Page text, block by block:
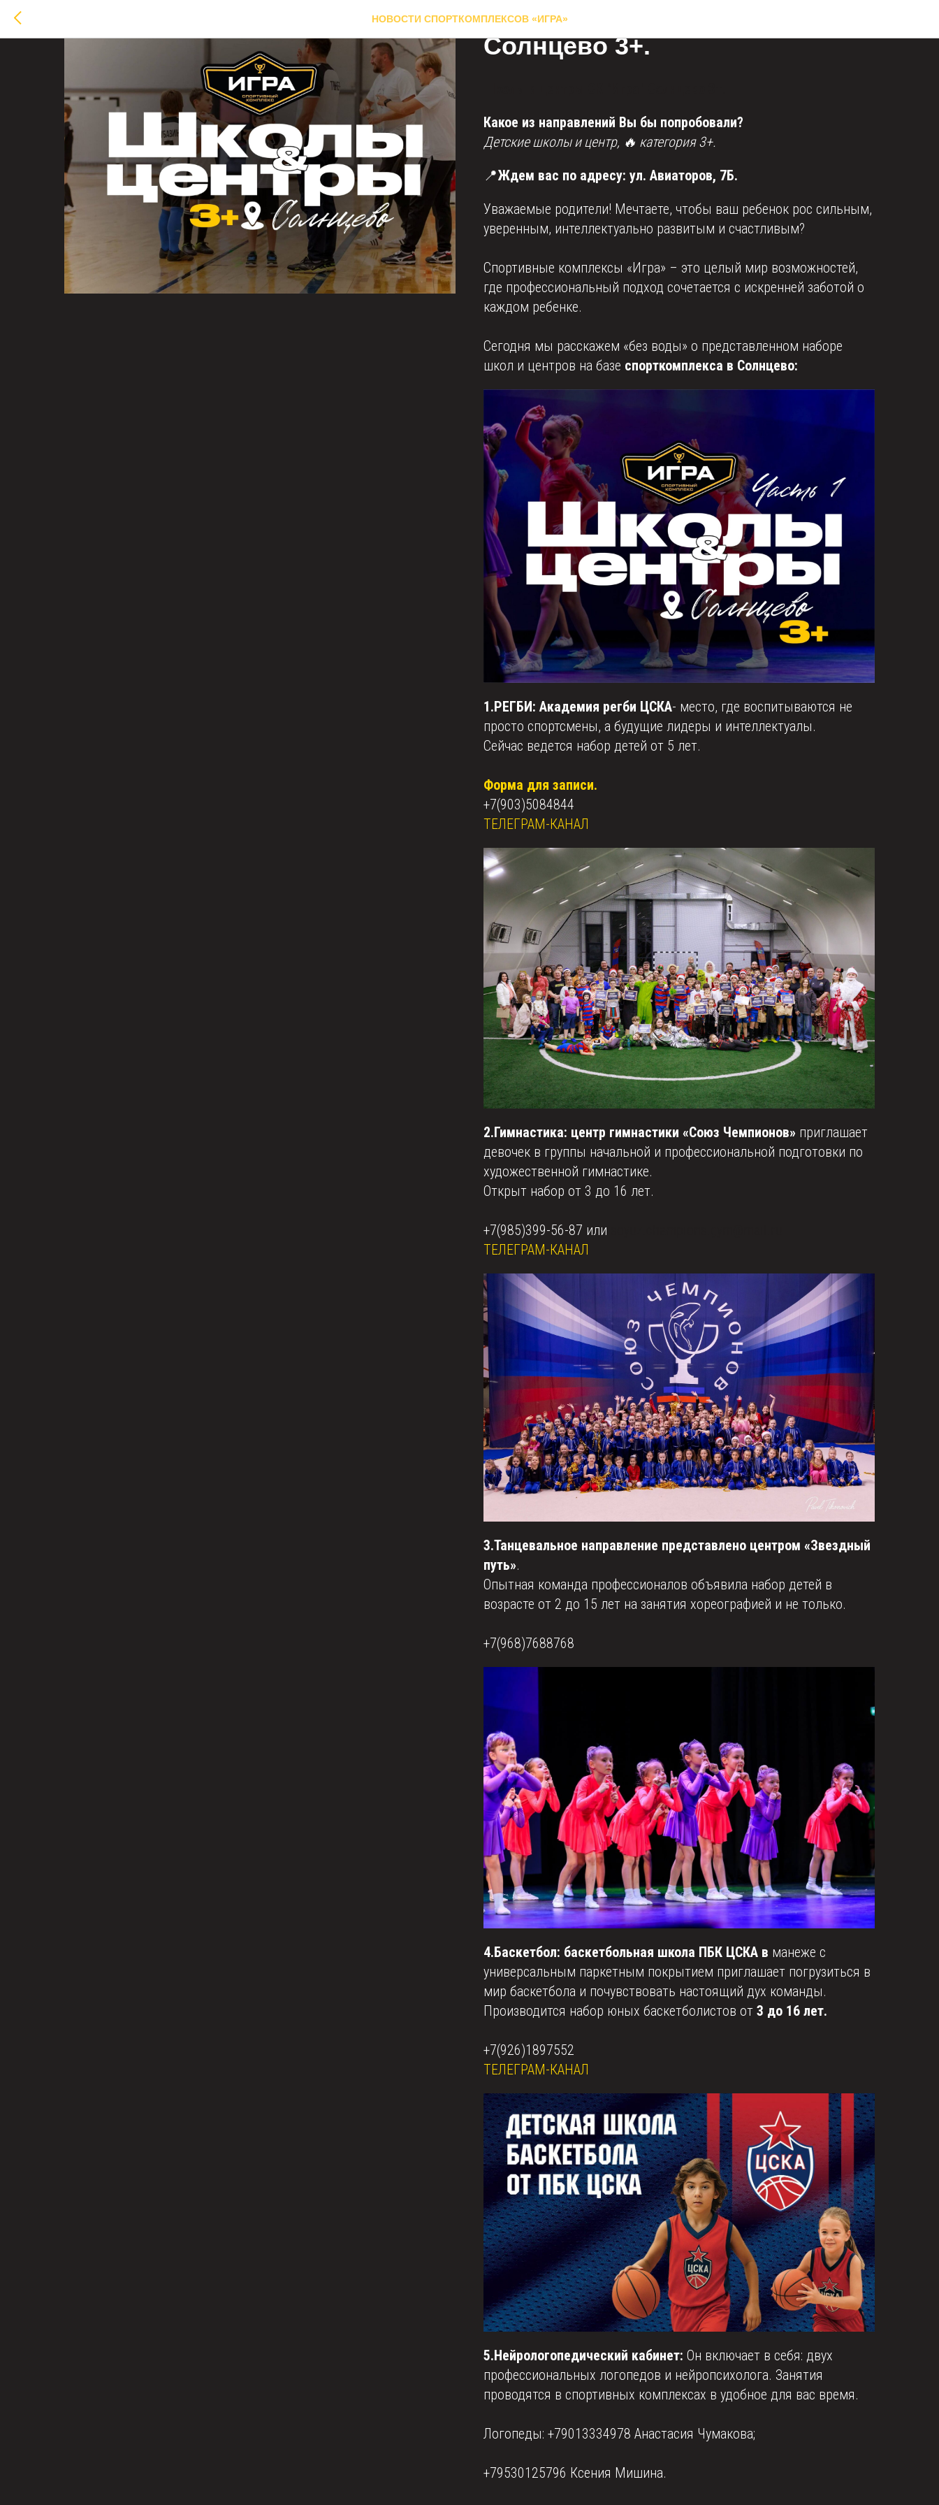
НОВОСТИ СПОРТКОМПЛЕКСОВ «ИГРА»Школы и центры СК "Игра"
Солнцево 3+.
Какое из направлений Вы бы попробовали?
Детские школы и центр, 🔥 категория 3+.
📍Ждем вас по адресу: ул. Авиаторов, 7Б.
Уважаемые родители! Мечтаете, чтобы ваш ребенок рос сильным,
уверенным, интеллектуально развитым и счастливым?
Спортивные комплексы «Игра» – это целый мир возможностей,
где профессиональный подход сочетается с искренней заботой о
каждом ребенке.
Сегодня мы расскажем «без воды» о представленном наборе
школ и центров на базе спорткомплекса в Солнцево:
1.РЕГБИ: Академия регби ЦСКА- место, где воспитываются не
просто спортсмены, а будущие лидеры и интеллектуалы.
Сейчас ведется набор детей от 5 лет.
Форма для записи.
+7(903)5084844
ТЕЛЕГРАМ-КАНАЛ
2.Гимнастика: центр гимнастики «Союз Чемпионов» приглашает
девочек в группы начальной и профессиональной подготовки по
художественной гимнастике.
Открыт набор от 3 до 16 лет.
+7(985)399-56-87 или
ТЕЛЕГРАМ-КАНАЛ
3.Танцевальное направление представлено центром «Звездный
путь».
Опытная команда профессионалов объявила набор детей в
возрасте от 2 до 15 лет на занятия хореографией и не только.
+7(968)7688768
4.Баскетбол: баскетбольная школа ПБК ЦСКА в манеже с
универсальным паркетным покрытием приглашает погрузиться в
мир баскетбола и почувствовать настоящий дух команды.
Производится набор юных баскетболистов от 3 до 16 лет.
+7(926)1897552
ТЕЛЕГРАМ-КАНАЛ
5.Нейрологопедический кабинет: Он включает в себя: двух
профессиональных логопедов и нейропсихолога. Занятия
проводятся в спортивных комплексах в удобное для вас время.
Логопеды: +79013334978 Анастасия Чумакова;
+79530125796 Ксения Мишина.